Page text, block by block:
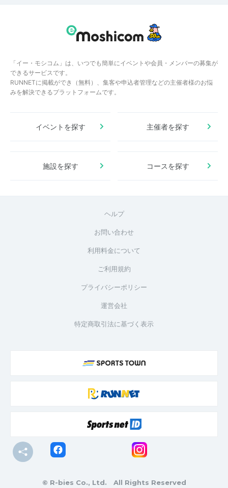
「イー・モシコム」は、いつでも簡単にイベントや会員・メンバーの募集が
できるサービスです。
RUNNETに掲載ができ（無料）、集客や申込者管理などの主催者様のお悩
みを解決できるプラットフォームです。
イベントを探す 主催者を探す
施設を探す コースを探す
ヘルプ
お問い合わせ
利用料金について
ご利用規約
プライバシーポリシー
運営会社
特定商取引法に基づく表示
© R-bies Co., Ltd. All Rights Reserved